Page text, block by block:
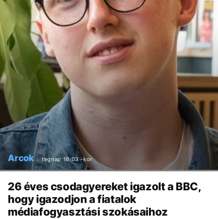
Arcok tegnap 16:03 -kor
26 éves csodagyereket igazolt a BBC,
hogy igazodjon a fiatalok
médiafogyasztási szokásaihoz